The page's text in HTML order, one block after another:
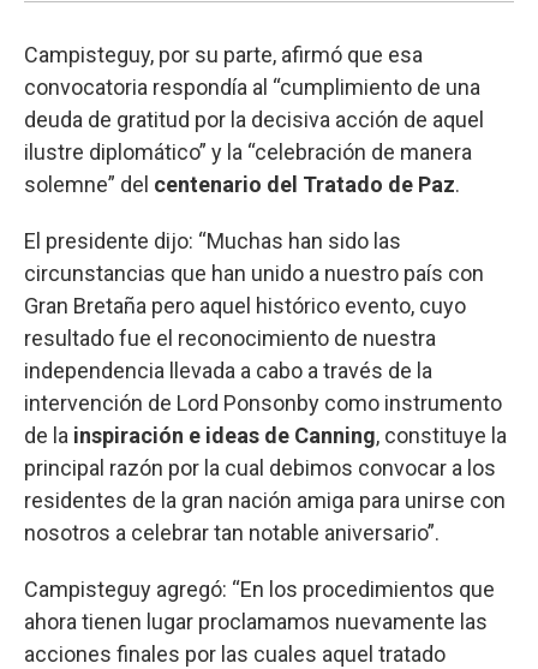
Campisteguy, por su parte, afirmó que esa
convocatoria respondía al “cumplimiento de una
deuda de gratitud por la decisiva acción de aquel
ilustre diplomático” y la “celebración de manera
solemne” del centenario del Tratado de Paz.
El presidente dijo: “Muchas han sido las
circunstancias que han unido a nuestro país con
Gran Bretaña pero aquel histórico evento, cuyo
resultado fue el reconocimiento de nuestra
independencia llevada a cabo a través de la
intervención de Lord Ponsonby como instrumento
de la inspiración e ideas de Canning, constituye la
principal razón por la cual debimos convocar a los
residentes de la gran nación amiga para unirse con
nosotros a celebrar tan notable aniversario”.
Campisteguy agregó: “En los procedimientos que
ahora tienen lugar proclamamos nuevamente las
acciones finales por las cuales aquel tratado